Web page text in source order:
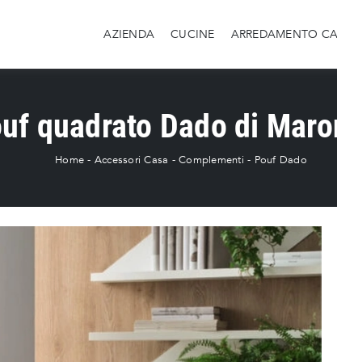
AZIENDA CUCINE ARREDAMENTO
quadrato Dado di
Home - Accessori Casa -Complementi - Pouf Dado